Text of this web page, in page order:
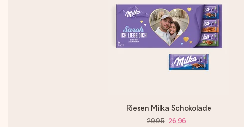
Riesen Milka Schokolade
29,95 26,96